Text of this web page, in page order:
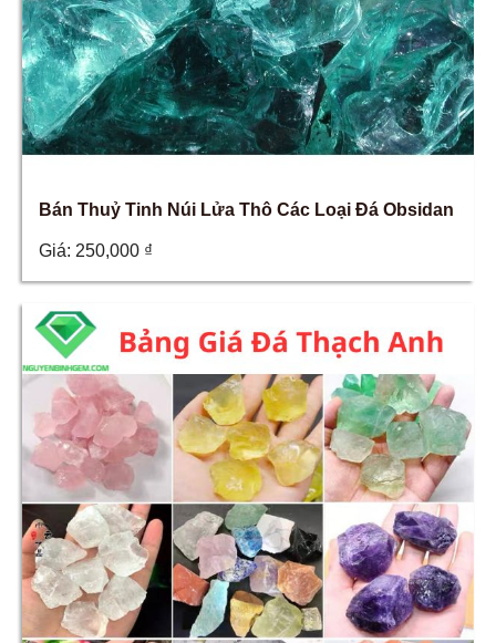
Bán Thuỷ Tinh Núi Lửa Thô Các Loại Đá Obsidan
Giá: 250,000 ₫